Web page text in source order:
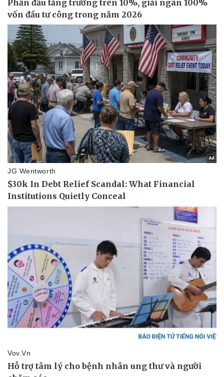
Pháp luật
Vụ án
Tin nóng
Tư vấn luật
Quân sự - Quốc phòng
Vũ khí
Việt Nam
Phân tích